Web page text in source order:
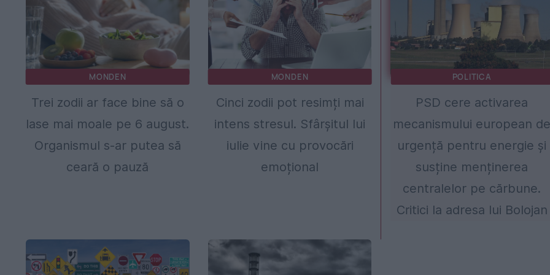
MONDEN
Trei zodii ar face bine să o
lase mai moale pe 6 august.
Organismul s-ar putea să
ceară o pauză
MONDEN
Cinci zodii pot resimți mai
intens stresul. Sfârșitul lui
iulie vine cu provocări
emoțional
POLITICA
PSD cere activarea
mecanismului european
urgență pentru energie și
susține menținerea
centralelor pe cărbune.
Critici la adresa lui Bolojan